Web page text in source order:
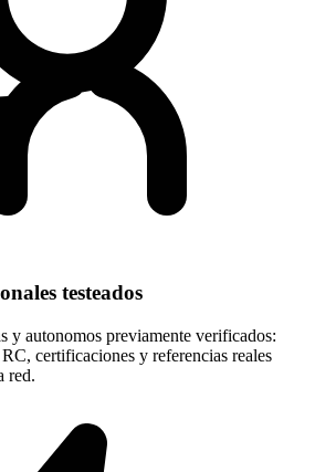
testeados
y autonomos previamente verificados:
certificaciones y referencias reales
red.